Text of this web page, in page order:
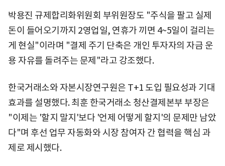
박용진 규제합리화위원회 부위원장도 "주식을 팔고 실제
돈이 들어오기까지 2영업일, 연휴가 끼면 4~5일이 걸리는
게 현실"이라며 "결제 주기 단축은 개인 투자자의 자금 운
용 자유를 돌려주는 문제"라고 강조했다.
한국거래소와 자본시장연구원은 T+1 도입 필요성과 기대
효과를 설명했다. 최훈 한국거래소 청산결제본부 부장은
"이제는 '할지 말지'보다 '언제 어떻게 할지'의 문제만 남았
다"며 후선 업무 자동화와 시장 참여자 간 협력을 핵심 과
제로 제시했다.